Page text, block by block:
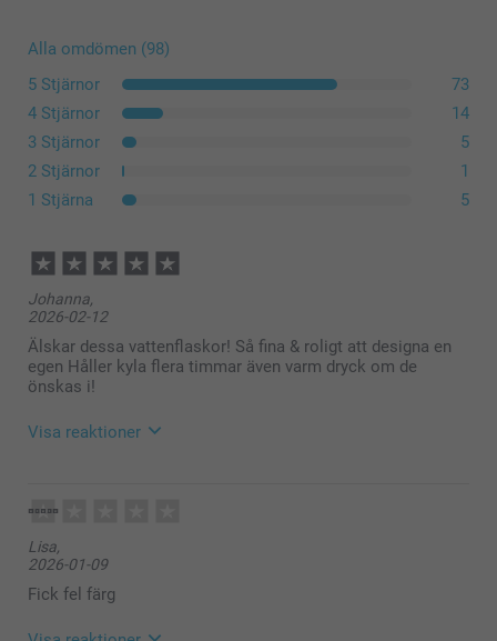
Alla omdömen (98)
5 Stjärnor
73
4 Stjärnor
14
3 Stjärnor
5
2 Stjärnor
1
1 Stjärna
5
Johanna,
2026-02-12
Älskar dessa vattenflaskor! Så fina & roligt att designa en
egen Håller kyla flera timmar även varm dryck om de
önskas i!
Visa reaktioner
att du är nöjd med dina vattenflaskor!
Vi önskar dig en fin dag!
Varma hälsningar,
Kirsi @smartphoto
Lisa,
2026-01-09
Fick fel färg